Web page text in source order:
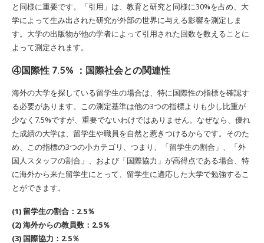
と同様に重要です。「引用」は、教育と研究と同様に30%を占め、大
学によって生み出された研究が外部の世界に与える影響を測定しま
す。大学の出版物が他の学者によって引用された回数を数えることに
よって測定されます。
④国際性 7.5% ：国際社会との関連性
海外の大学を探している留学生の場合は、特に国際性の指標を確認す
る必要があります。この測定基準は他の3つの指標よりも少し比重が
少なく7.5%ですが、重要でないわけではありません。なぜなら、優れ
た成績の大学は、留学生や職員を自然と惹きつけるからです。そのた
め、この指標の3つの小カテゴリ、つまり、「留学生の割合」、「外
国人スタッフの割合」、および「国際協力」が高得点である場合、特
に海外から来た留学生にとって、留学生に適応した大学で勉強するこ
とができます。
(1) 留学生の割合：2.5％
(2) 海外からの教員数：2.5％
(3) 国際協力：2.5％